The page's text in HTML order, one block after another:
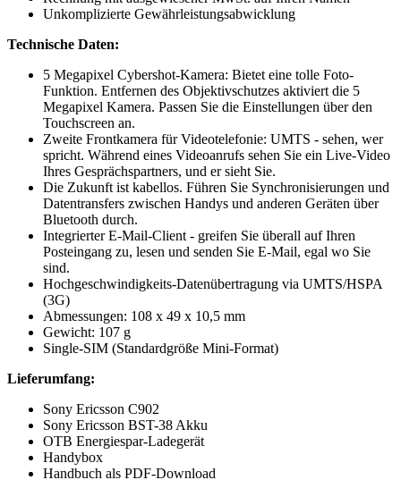
Unkomplizierte Gewährleistungsabwicklung
Technische Daten:
5 Megapixel Cybershot-Kamera: Bietet eine tolle Foto-
Funktion. Entfernen des Objektivschutzes aktiviert die 5
Megapixel Kamera. Passen Sie die Einstellungen über den
Touchscreen an.
Zweite Frontkamera für Videotelefonie: UMTS - sehen, wer
spricht. Während eines Videoanrufs sehen Sie ein Live-Video
Ihres Gesprächspartners, und er sieht Sie.
Die Zukunft ist kabellos. Führen Sie Synchronisierungen und
Datentransfers zwischen Handys und anderen Geräten über
Bluetooth durch.
Integrierter E-Mail-Client - greifen Sie überall auf Ihren
Posteingang zu, lesen und senden Sie E-Mail, egal wo Sie
sind.
Hochgeschwindigkeits-Datenübertragung via UMTS/HSPA
(3G)
Abmessungen: 108 x 49 x 10,5 mm
Gewicht: 107 g
Single-SIM (Standardgröße Mini-Format)
Lieferumfang:
Sony Ericsson C902
Sony Ericsson BST-38 Akku
OTB Energiespar-Ladegerät
Handybox
Handbuch als PDF-Download